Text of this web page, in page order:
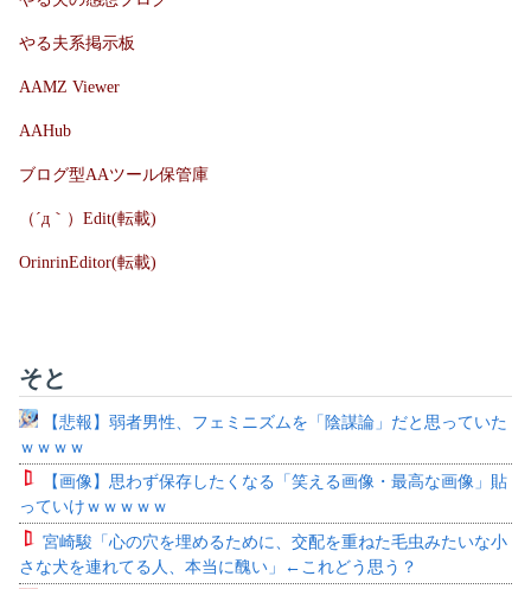
やる夫系掲示板
AAMZ Viewer
AAHub
ブログ型AAツール保管庫
（´д｀）Edit(転載)
OrinrinEditor(転載)
そと
【悲報】弱者男性、フェミニズムを「陰謀論」だと思っていた
ｗｗｗｗ
【画像】思わず保存したくなる「笑える画像・最高な画像」貼
っていけｗｗｗｗｗ
宮崎駿「心の穴を埋めるために、交配を重ねた毛虫みたいな小
さな犬を連れてる人、本当に醜い」←これどう思う？